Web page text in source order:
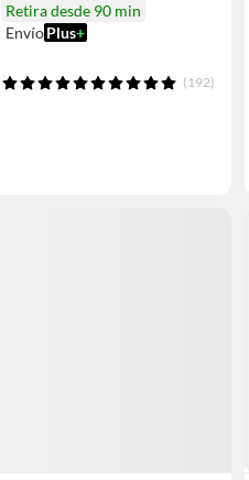
Retira desde 90 min
EnvíoPlus+
(192)